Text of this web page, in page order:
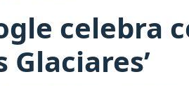
celebra
Glaciares’